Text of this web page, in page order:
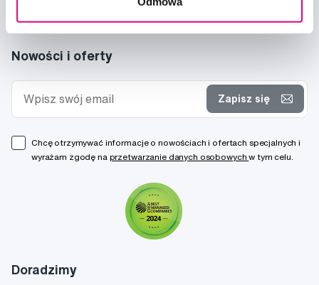
Doradzimy
Nowości i oferty
Zapisz się
Chcę otrzymywać informacje o nowościach i ofertach specjalnych i
wyrażam zgodę na przetwarzanie danych osobowychw tym celu.